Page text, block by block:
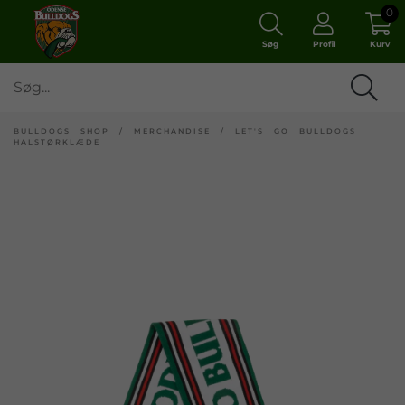
Søg Profil Kurv
0
BULLDOGS SHOP / MERCHANDISE / LET'S GO BULLDOGS
HALSTØRKLÆDE